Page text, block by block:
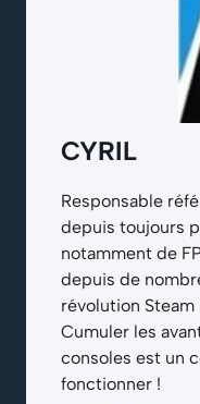
CYRIL
Responsable
depuis toujours
notamment de
depuis de
révolution
Cumuler les
consoles est un
fonctionner !